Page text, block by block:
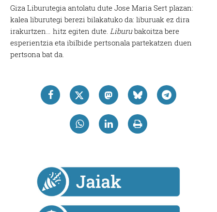
Giza Liburutegia antolatu dute Jose Maria Sert plazan:
kalea liburutegi berezi bilakatuko da: liburuak ez dira
irakurtzen… hitz egiten dute.Liburubakoitza bere
esperientzia eta ibilbide pertsonala partekatzen duen
pertsona bat da.